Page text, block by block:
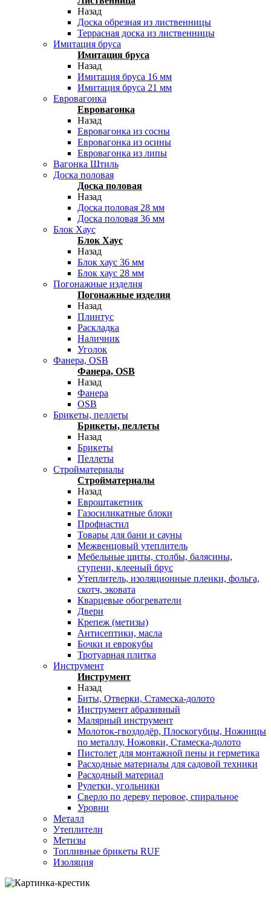
Назад
Доска обрезная из лиственницы
Террасная доска из лиственницы
Имитация бруса
Имитация бруса
Назад
Имитация бруса 16 мм
Имитация бруса 21 мм
Евровагонка
Евровагонка
Назад
Евровагонка из сосны
Евровагонка из осины
Евровагонка из липы
Вагонка Штиль
Доска половая
Доска половая
Назад
Доска половая 28 мм
Доска половая 36 мм
Блок Хаус
Блок Хаус
Назад
Блок хаус 36 мм
Блок хаус 28 мм
Погонажные изделия
Погонажные изделия
Назад
Плинтус
Раскладка
Наличник
Уголок
Фанера, OSB
Фанера, OSB
Назад
Фанера
OSB
Брикеты, пеллеты
Брикеты, пеллеты
Назад
Брикеты
Пеллеты
Стройматериалы
Стройматериалы
Назад
Евроштакетник
Газосиликатные блоки
Профнастил
Товары для бани и сауны
Межвенцовый утеплитель
Мебельные щиты, столбы, балясины,
ступени, клееный брус
Утеплитель, изоляционные пленки, фольга,
скотч, эковата
Кварцевые обогреватели
Двери
Крепеж (метизы)
Антисептики, масла
Бочки и еврокубы
Тротуарная плитка
Инструмент
Инструмент
Назад
Биты, Отверки, Стамеска-долото
Инструмент абразивный
Малярный инструмент
Молоток-гвоздодёр, Плоскогубцы, Ножницы
по металлу, Ножовки, Стамеска-долото
Пистолет для монтажной пены и герметика
Расходные материалы для садовой техники
Расходный материал
Рулетки, угольники
Сверло по дереву перовое, спиральное
Уровни
Металл
Утеплители
Метизы
Топливные брикеты RUF
Изоляция